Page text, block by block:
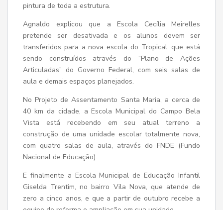
pintura de toda a estrutura.
Agnaldo explicou que a Escola Cecília Meirelles
pretende ser desativada e os alunos devem ser
transferidos para a nova escola do Tropical, que está
sendo construídos através do “Plano de Ações
Articuladas” do Governo Federal, com seis salas de
aula e demais espaços planejados.
No Projeto de Assentamento Santa Maria, a cerca de
40 km da cidade, a Escola Municipal do Campo Bela
Vista está recebendo em seu atual terreno a
construção de uma unidade escolar totalmente nova,
com quatro salas de aula, através do FNDE (Fundo
Nacional de Educação).
E finalmente a Escola Municipal de Educação Infantil
Giselda Trentim, no bairro Vila Nova, que atende de
zero a cinco anos, e que a partir de outubro recebe a